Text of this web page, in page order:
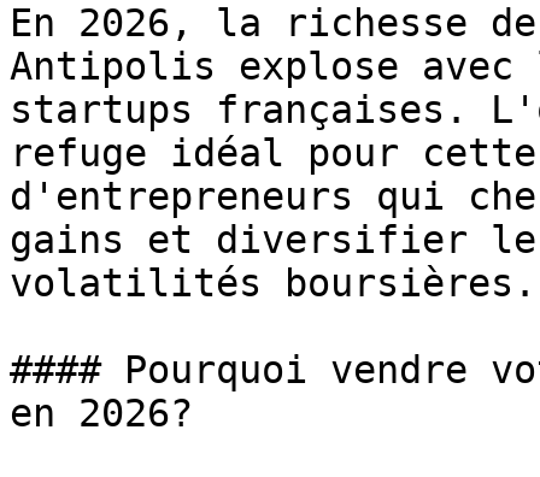
En 2026, la richesse
Antipolis explose
startups françaises.
refuge idéal pour
d'entrepreneurs qui
gains et diversifier
volatilités boursières.
#### Pourquoi vendre
en 2026?